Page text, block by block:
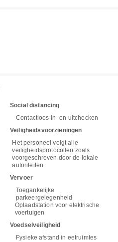
Social distancing
Contactloos in- en uitchecken
Veiligheidsvoorzieningen
Het personeel volgt alle
veiligheidsprotocollen zoals
voorgeschreven door de lokale
autoriteiten
Vervoer
Toegankelijke
parkeergelegenheid
Oplaadstation voor elektrische
voertuigen
Voedselveiligheid
Fysieke afstand in eetruimtes